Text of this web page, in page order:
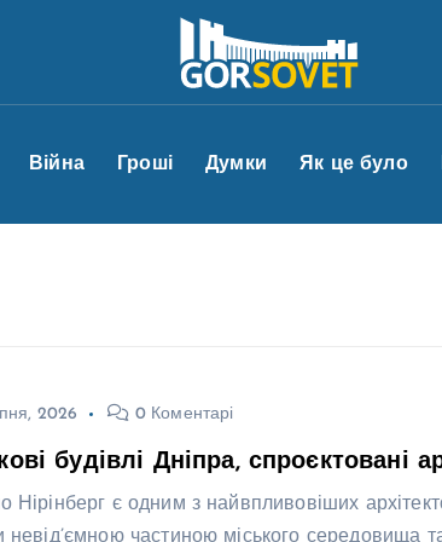
Війна Гроші Думки Як це було
2026 0 Коментарі
будівлі Дніпра, спроєктовані
Нірінберг є одним з найвпливовіших
невід’ємною частиною міського середовища